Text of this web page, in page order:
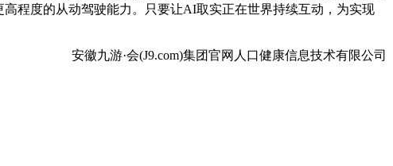
程度的从动驾驶能力。只要让AI取实正在世界持续互动，为实现
安徽九游·会(J9.com)集团官网人口健康信息技术有限公司